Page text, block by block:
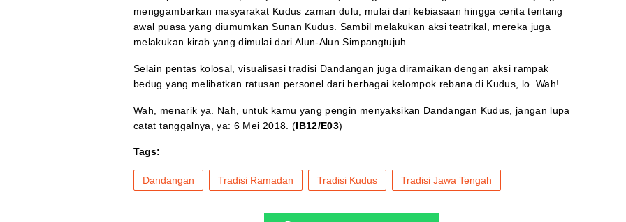
menggambarkan masyarakat Kudus zaman dulu, mulai dari kebiasaan hingga cerita tentang
awal puasa yang diumumkan Sunan Kudus. Sambil melakukan aksi teatrikal, mereka juga
melakukan kirab yang dimulai dari Alun-Alun Simpangtujuh.
Selain pentas kolosal, visualisasi tradisi Dandangan juga diramaikan dengan aksi rampak
bedug yang melibatkan ratusan personel dari berbagai kelompok rebana di Kudus, lo. Wah!
Wah, menarik ya. Nah, untuk kamu yang pengin menyaksikan Dandangan Kudus, jangan lupa
catat tanggalnya, ya: 6 Mei 2018. (IB12/E03)
Tags:
Dandangan Tradisi Ramadan Tradisi Kudus Tradisi Jawa Tengah